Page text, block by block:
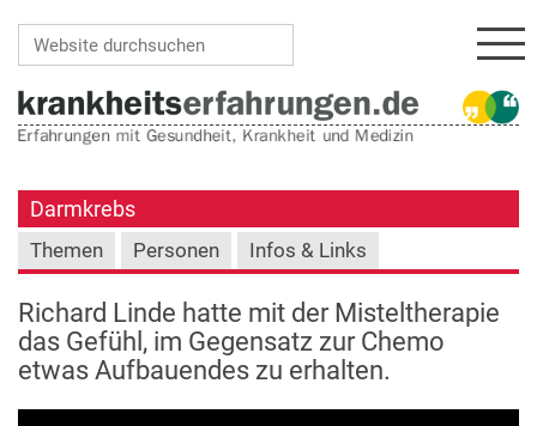
Darmkrebs
Themen Personen Infos & Links
Richard Linde hatte mit der Misteltherapie
das Gefühl, im Gegensatz zur Chemo
etwas Aufbauendes zu erhalten.